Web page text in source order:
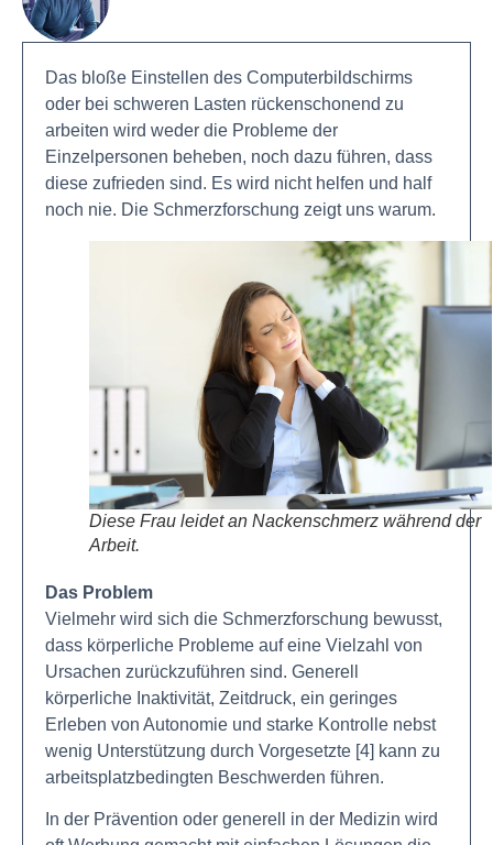
Das bloße Einstellen des Computerbildschirms
oder bei schweren Lasten rückenschonend zu
arbeiten wird weder die Probleme der
Einzelpersonen beheben, noch dazu führen, dass
diese zufrieden sind. Es wird nicht helfen und half
noch nie. Die Schmerzforschung zeigt uns warum.
Diese Frau leidet an Nackenschmerz während der
Arbeit.
Das Problem
Vielmehr wird sich die Schmerzforschung bewusst,
dass körperliche Probleme auf eine Vielzahl von
Ursachen zurückzuführen sind. Generell
körperliche Inaktivität, Zeitdruck, ein geringes
Erleben von Autonomie und starke Kontrolle nebst
wenig Unterstützung durch Vorgesetzte [4] kann zu
arbeitsplatzbedingten Beschwerden führen.
In der Prävention oder generell in der Medizin wird